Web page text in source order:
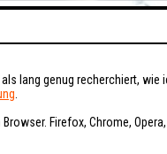
lang genug recherchiert, wie
Firefox, Chrome,